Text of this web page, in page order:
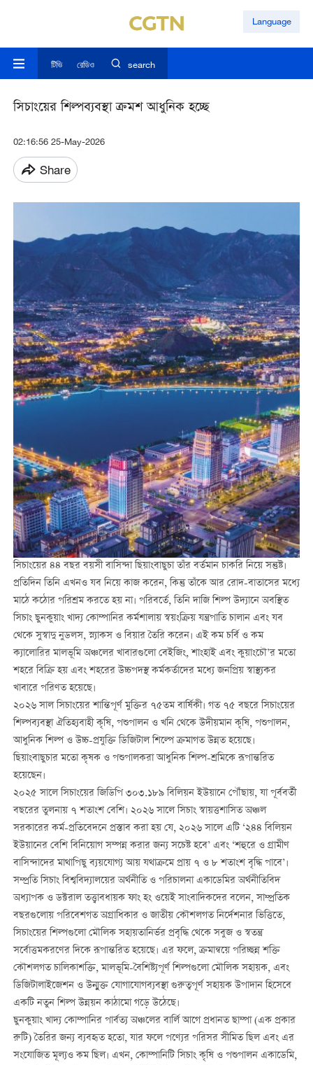
Language
টিভি রেডিও search
সিচাংয়ের শিল্পব্যবস্থা ক্রমশ আধুনিক হচ্ছে
02:16:56 25-May-2026
Share
সিচাংয়ের ৪৪ বছর বয়সী বাসিন্দা ছিয়াংবাছুচা তাঁর বর্তমান চাকরি নিয়ে সন্তুষ্ট।
প্রতিদিন তিনি এখনও যব নিয়ে কাজ করেন, কিন্তু তাঁকে আর রোদ-বাতাসের মধ্যে
মাঠে কঠোর পরিশ্রম করতে হয় না। পরিবর্তে, তিনি দাজি শিল্প উদ্যানে অবস্থিত
সিচাং ছুনকুয়াং খাদ্য কোম্পানির কর্মশালায় স্বয়ংক্রিয় যন্ত্রপাতি চালান এবং যব
থেকে সুস্বাদু নুডলস, স্ন্যাকস ও বিয়ার তৈরি করেন। এই কম চর্বি ও কম
ক্যালোরির মালভূমি অঞ্চলের খাবারগুলো বেইজিং, শাংহাই এবং কুয়াংচৌ’র মতো
শহরে বিক্রি হয় এবং শহরের উচ্চপদস্থ কর্মকর্তাদের মধ্যে জনপ্রিয় স্বাস্থ্যকর
খাবারে পরিণত হয়েছে।
২০২৬ সাল সিচাংয়ের শান্তিপূর্ণ মুক্তির ৭৫তম বার্ষিকী। গত ৭৫ বছরে সিচাংয়ের
শিল্পব্যবস্থা ঐতিহ্যবাহী কৃষি, পশুপালন ও খনি থেকে উদীয়মান কৃষি, পশুপালন,
আধুনিক শিল্প ও উচ্চ-প্রযুক্তি ডিজিটাল শিল্পে ক্রমাগত উন্নত হয়েছে।
ছিয়াংবাছুচার মতো কৃষক ও পশুপালকরা আধুনিক শিল্প-শ্রমিকে রূপান্তরিত
হয়েছেন।
২০২৫ সালে সিচাংয়ের জিডিপি ৩০৩.১৮৯ বিলিয়ন ইউয়ানে পৌঁছায়, যা পূর্ববর্তী
বছরের তুলনায় ৭ শতাংশ বেশি। ২০২৬ সালে সিচাং স্বায়ত্তশাসিত অঞ্চল
সরকারের কর্ম-প্রতিবেদনে প্রস্তাব করা হয় যে, ২০২৬ সালে এটি ‘২৪৪ বিলিয়ন
ইউয়ানের বেশি বিনিয়োগ সম্পন্ন করার জন্য সচেষ্ট হবে’ এবং ‘শহুরে ও গ্রামীণ
বাসিন্দাদের মাথাপিছু ব্যয়যোগ্য আয় যথাক্রমে প্রায় ৭ ও ৮ শতাংশ বৃদ্ধি পাবে’।
সম্প্রতি সিচাং বিশ্ববিদ্যালয়ের অর্থনীতি ও পরিচালনা একাডেমির অর্থনীতিবিদ
অধ্যাপক ও ডক্টরাল তত্ত্বাবধায়ক ফাং হং ওয়েই সাংবাদিকদের বলেন, সাম্প্রতিক
বছরগুলোয় পরিবেশগত অগ্রাধিকার ও জাতীয় কৌশলগত নির্দেশনার ভিত্তিতে,
সিচাংয়ের শিল্পগুলো মৌলিক সহায়তানির্ভর প্রবৃদ্ধি থেকে সবুজ ও স্বতন্ত্র
সর্বোত্তমকরণের দিকে রূপান্তরিত হয়েছে। এর ফলে, ক্রমান্বয়ে পরিচ্ছন্ন শক্তি
কৌশলগত চালিকাশক্তি, মালভূমি-বৈশিষ্ট্যপূর্ণ শিল্পগুলো মৌলিক সহায়ক, এবং
ডিজিটালাইজেশন ও উন্মুক্ত যোগাযোগব্যবস্থা গুরুত্বপূর্ণ সহায়ক উপাদান হিসেবে
একটি নতুন শিল্প উন্নয়ন কাঠামো গড়ে উঠেছে।
ছুনকুয়াং খাদ্য কোম্পানির পার্বত্য অঞ্চলের বার্লি আগে প্রধানত ছাম্পা (এক প্রকার
রুটি) তৈরির জন্য ব্যবহৃত হতো, যার ফলে পণ্যের পরিসর সীমিত ছিল এবং এর
সংযোজিত মূল্যও কম ছিল। এখন, কোম্পানিটি সিচাং কৃষি ও পশুপালন একাডেমি,